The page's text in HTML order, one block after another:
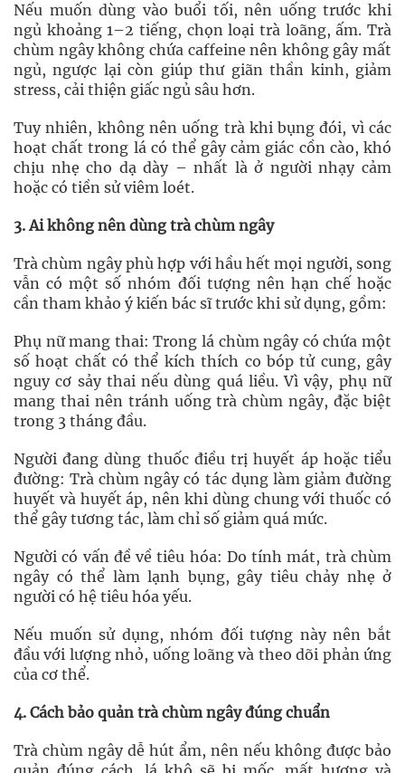
Nếu muốn dùng vào buổi tối, nên uống trước khi
ngủ khoảng 1–2 tiếng, chọn loại trà loãng, ấm. Trà
chùm ngây không chứa caffeine nên không gây mất
ngủ, ngược lại còn giúp thư giãn thần kinh, giảm
stress, cải thiện giấc ngủ sâu hơn.
Tuy nhiên, không nên uống trà khi bụng đói, vì các
hoạt chất trong lá có thể gây cảm giác cồn cào, khó
chịu nhẹ cho dạ dày – nhất là ở người nhạy cảm
hoặc có tiền sử viêm loét.
3. Ai không nên dùng trà chùm ngây
Trà chùm ngây phù hợp với hầu hết mọi người, song
vẫn có một số nhóm đối tượng nên hạn chế hoặc
cần tham khảo ý kiến bác sĩ trước khi sử dụng, gồm:
Phụ nữ mang thai: Trong lá chùm ngây có chứa một
số hoạt chất có thể kích thích co bóp tử cung, gây
nguy cơ sảy thai nếu dùng quá liều. Vì vậy, phụ nữ
mang thai nên tránh uống trà chùm ngây, đặc biệt
trong 3 tháng đầu.
Người đang dùng thuốc điều trị huyết áp hoặc tiểu
đường: Trà chùm ngây có tác dụng làm giảm đường
huyết và huyết áp, nên khi dùng chung với thuốc có
thể gây tương tác, làm chỉ số giảm quá mức.
Người có vấn đề về tiêu hóa: Do tính mát, trà chùm
ngây có thể làm lạnh bụng, gây tiêu chảy nhẹ ở
người có hệ tiêu hóa yếu.
Nếu muốn sử dụng, nhóm đối tượng này nên bắt
đầu với lượng nhỏ, uống loãng và theo dõi phản ứng
của cơ thể.
4. Cách bảo quản trà chùm ngây đúng chuẩn
Trà chùm ngây dễ hút ẩm, nên nếu không được bảo